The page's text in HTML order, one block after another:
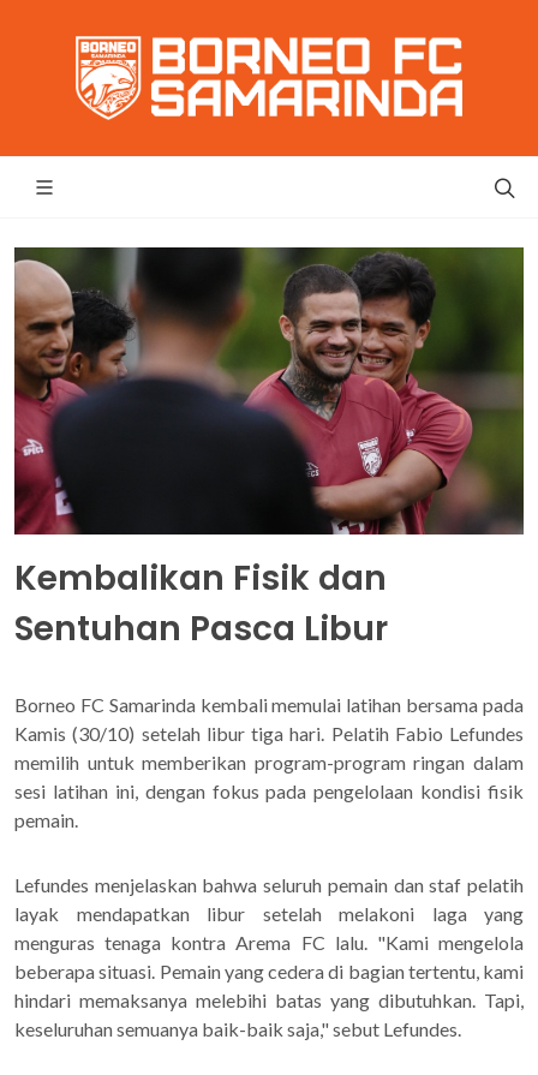
Kembalikan Fisik dan
Sentuhan Pasca Libur
Borneo FC Samarinda kembali memulai latihan bersama pada
Kamis (30/10) setelah libur tiga hari. Pelatih Fabio Lefundes
memilih untuk memberikan program-program ringan dalam
sesi latihan ini, dengan fokus pada pengelolaan kondisi fisik
pemain.
Lefundes menjelaskan bahwa seluruh pemain dan staf pelatih
layak mendapatkan libur setelah melakoni laga yang
menguras tenaga kontra Arema FC lalu. "Kami mengelola
beberapa situasi. Pemain yang cedera di bagian tertentu, kami
hindari memaksanya melebihi batas yang dibutuhkan. Tapi,
keseluruhan semuanya baik-baik saja," sebut Lefundes.